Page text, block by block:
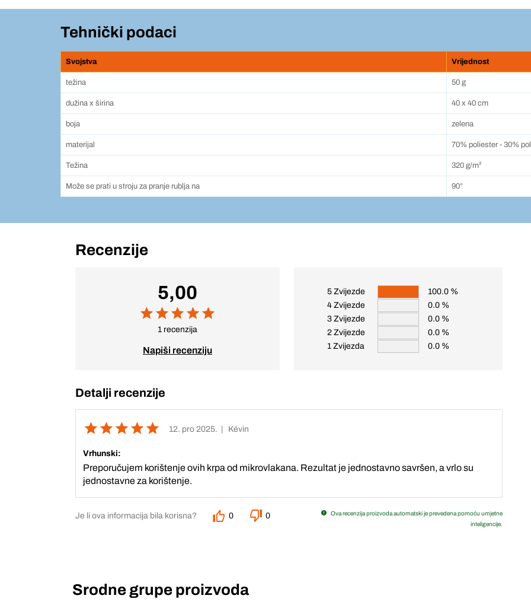
Tehnički podaci
Svojstva Vrijednost
težina 50 g
dužina x širina 40 x 40 cm
boja zelena
materijal 70% poliester - 30%
Težina 320 g/m²
Može se prati u stroju za pranje rublja na 90°
Recenzije
5,00
1 recenzija
Napiši recenziju
5 Zvijezde
100.0 %
4 Zvijezde
0.0 %
3 Zvijezde
0.0 %
2 Zvijezde
0.0 %
1 Zvijezda
0.0 %
Detalji recenzije
12. pro 2025. | Kévin
Vrhunski:
Preporučujem korištenje ovih krpa od mikrovlakana. Rezultat je jednostavno savršen, a vrlo su
jednostavne za korištenje.
Je li ova informacija bila korisna? 0 0
Ova recenzija proizvoda automatski je prevedena pomoću umjetne
inteligencije.
Srodne grupe proizvoda